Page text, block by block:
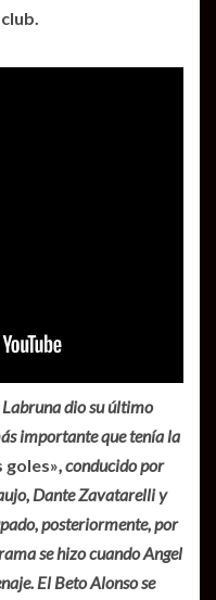
dio su último
importante que tenía la
goles», conducido por
Dante Zavatarelli y
posteriormente, por
se hizo cuando Angel
El Beto Alonso se